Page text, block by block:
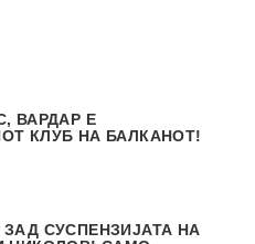
ВАРДАР Е
КЛУБ НА БАЛКАНОТ!
СУСПЕНЗИЈАТА НА